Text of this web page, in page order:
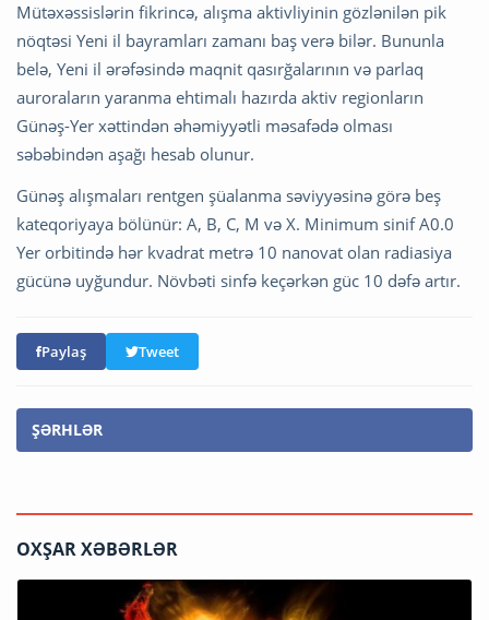
Mütəxəssislərin fikrincə, alışma aktivliyinin gözlənilən pik
nöqtəsi Yeni il bayramları zamanı baş verə bilər. Bununla
belə, Yeni il ərəfəsində maqnit qasırğalarının və parlaq
auroraların yaranma ehtimalı hazırda aktiv regionların
Günəş-Yer xəttindən əhəmiyyətli məsafədə olması
səbəbindən aşağı hesab olunur.
Günəş alışmaları rentgen şüalanma səviyyəsinə görə beş
kateqoriyaya bölünür: A, B, C, M və X. Minimum sinif A0.0
Yer orbitində hər kvadrat metrə 10 nanovat olan radiasiya
gücünə uyğundur. Növbəti sinfə keçərkən güc 10 dəfə artır.
Paylaş Tweet
ŞƏRHLƏR
OXŞAR XƏBƏRLƏR